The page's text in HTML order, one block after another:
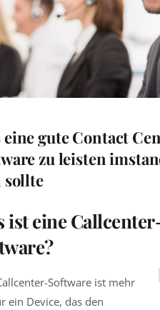
eine gute Contact
zu leisten
sollte
ist eine
Software ist mehr
ein Device, das den